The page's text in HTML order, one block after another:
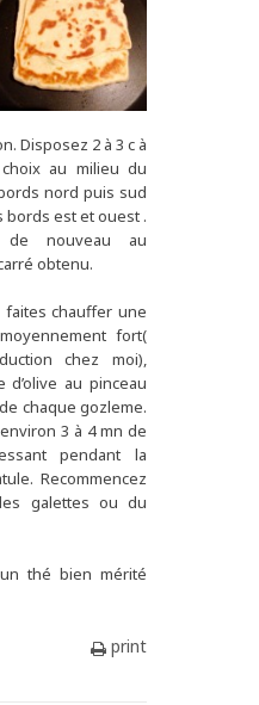
Disposez 2 à 3 c à
au milieu du
nord puis sud
bords est et ouest .
de nouveau au
obtenu.
faites chauffer une
fort(
chez moi),
d’olive au pinceau
chaque gozleme.
3 à 4 mn de
pendant la
Recommencez
galettes ou du
thé bien mérité
print